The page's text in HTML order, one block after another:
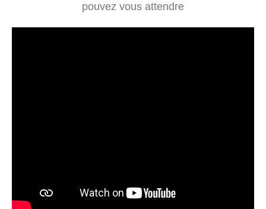
pouvez vous attendre